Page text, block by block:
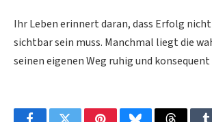
Ihr Leben erinnert daran, dass Erfolg
sichtbar sein muss. Manchmal liegt die
seinen eigenen Weg ruhig und konsequent